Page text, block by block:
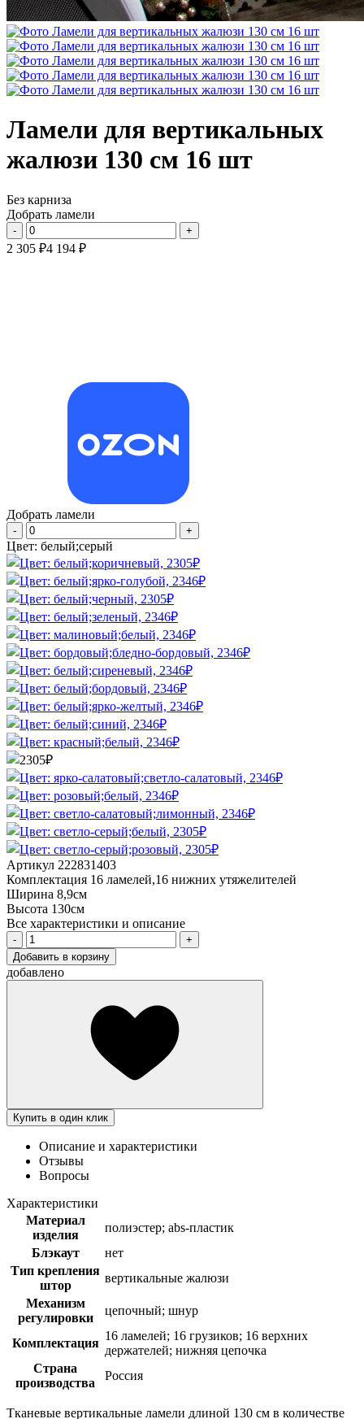
Ламели для вертикальных
жалюзи 130 см 16 шт
Без карниза
Добрать ламели
2 305 ₽4 194 ₽
Добрать ламели
Цвет: белый;серый
Артикул 222831403
Комплектация 16 ламелей,16 нижних утяжелителей
Ширина 8,9см
Высота 130см
Все характеристики и описание
Добавить в корзину
добавлено
Купить в один клик
Описание и характеристики
Отзывы
Вопросы
Характеристики
Материал
изделия
полиэстер; abs-пластик
Блэкаут
нет
Тип крепления
штор
вертикальные жалюзи
Механизм
регулировки
цепочный; шнур
Комплектация
16 ламелей; 16 грузиков; 16 верхних
держателей; нижняя цепочка
Страна
производства
Россия
Тканевые вертикальные ламели длиной 130 см в количестве